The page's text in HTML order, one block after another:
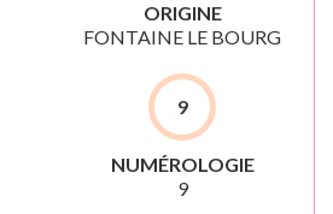
ORIGINE
FONTAINE LE BOURG
9
NUMÉROLOGIE
9